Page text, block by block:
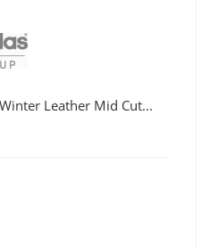
Leather Mid Cut...